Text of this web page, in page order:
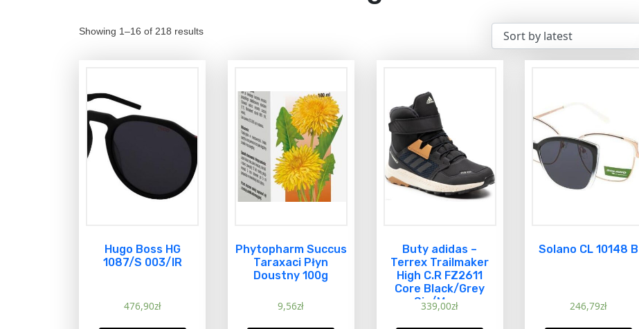
Showing 1–16 of 218 results
Hugo Boss HG
1087/S 003/IR
476,90zł
Phytopharm Succus
Taraxaci Płyn
Doustny 100g
9,56zł
Buty adidas –
Terrex Trailmaker
High C.R FZ2611
Core Black/Grey
Six/Mesa
339,00zł
Solano CL 10148 B
246,79zł